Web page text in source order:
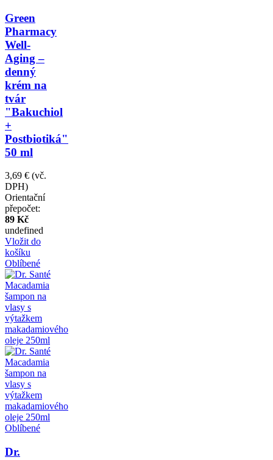
Green
Pharmacy
Well-
Aging –
denný
krém na
tvár
"Bakuchiol
+
Postbiotiká"
50 ml
3,69 € (vč.
DPH)
Orientační
přepočet:
89 Kč
undefined
Vložit do
košíku
Oblíbené
Oblíbené
Dr.